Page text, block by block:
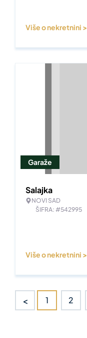
Više o nekretnini >
Garaže
Salajka
NOVI SAD
ŠIFRA: #542995
Više o nekretnini >
< 1 2